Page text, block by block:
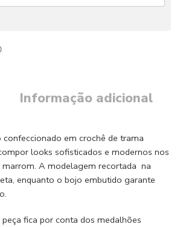
Informação adicional
em crochê de trama
looks sofisticados e modernos nos
marrom. A modelagem recortada na
enquanto o bojo embutido garante
fica por conta dos medalhões